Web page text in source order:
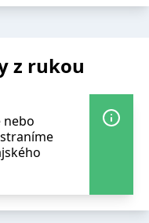
z rukou
nebo